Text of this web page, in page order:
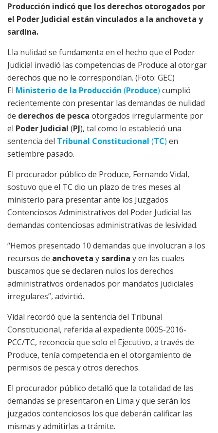
Producción indicó que los derechos otorogados por
el Poder Judicial están vinculados a la anchoveta y
sardina.
Lla nulidad se fundamenta en el hecho que el Poder
Judicial invadió las competencias de Produce al otorgar
derechos que no le correspondían. (Foto: GEC)
El Ministerio de la Producción (Produce) cumplió
recientemente con presentar las demandas de nulidad
de derechos de pesca otorgados irregularmente por
el Poder Judicial (PJ), tal como lo estableció una
sentencia del Tribunal Constitucional (TC) en
setiembre pasado.
El procurador público de Produce, Fernando Vidal,
sostuvo que el TC dio un plazo de tres meses al
ministerio para presentar ante los Juzgados
Contenciosos Administrativos del Poder Judicial las
demandas contenciosas administrativas de lesividad.
“Hemos presentado 10 demandas que involucran a los
recursos de anchoveta y sardina y en las cuales
buscamos que se declaren nulos los derechos
administrativos ordenados por mandatos judiciales
irregulares”, advirtió.
Vidal recordó que la sentencia del Tribunal
Constitucional, referida al expediente 0005-2016-
PCC/TC, reconocía que solo el Ejecutivo, a través de
Produce, tenía competencia en el otorgamiento de
permisos de pesca y otros derechos.
El procurador público detalló que la totalidad de las
demandas se presentaron en Lima y que serán los
juzgados contenciosos los que deberán calificar las
mismas y admitirlas a trámite.